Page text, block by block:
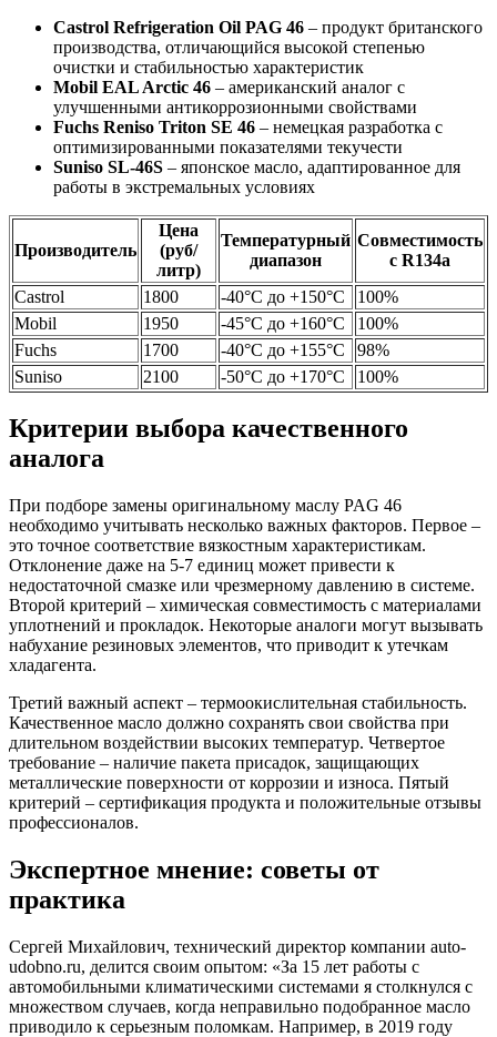
Castrol Refrigeration Oil PAG 46 – продукт британского
производства, отличающийся высокой степенью
очистки и стабильностью характеристик
Mobil EAL Arctic 46 – американский аналог с
улучшенными антикоррозионными свойствами
Fuchs Reniso Triton SE 46 – немецкая разработка с
оптимизированными показателями текучести
Suniso SL-46S – японское масло, адаптированное для
работы в экстремальных условиях
Производитель
Цена
(руб/
литр)
Температурный
диапазон
Совместимость
с R134a
Castrol
1800 -40°С до +150°С
100%
Mobil
1950 -45°С до +160°С
100%
Fuchs
1700 -40°С до +155°С
98%
Suniso
2100 -50°С до +170°С 100%
Критерии выбора качественного
аналога
При подборе замены оригинальному маслу PAG 46
необходимо учитывать несколько важных факторов. Первое –
это точное соответствие вязкостным характеристикам.
Отклонение даже на 5-7 единиц может привести к
недостаточной смазке или чрезмерному давлению в системе.
Второй критерий – химическая совместимость с материалами
уплотнений и прокладок. Некоторые аналоги могут вызывать
набухание резиновых элементов, что приводит к утечкам
хладагента.
Третий важный аспект – термоокислительная стабильность.
Качественное масло должно сохранять свои свойства при
длительном воздействии высоких температур. Четвертое
требование – наличие пакета присадок, защищающих
металлические поверхности от коррозии и износа. Пятый
критерий – сертификация продукта и положительные отзывы
профессионалов.
Экспертное мнение: советы от
практика
Сергей Михайлович, технический директор компании auto-
udobno.ru, делится своим опытом: «За 15 лет работы с
автомобильными климатическими системами я столкнулся с
множеством случаев, когда неправильно подобранное масло
приводило к серьезным поломкам. Например, в 2019 году